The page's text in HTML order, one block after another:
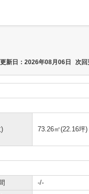
新日：2026年08月06日 次回
73.26㎡(22.16坪)
-/-